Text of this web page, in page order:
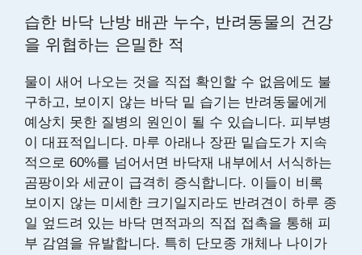
습한 바닥 난방 배관 누수, 반려동물의 건강
을 위협하는 은밀한 적
물이 새어 나오는 것을 직접 확인할 수 없음에도 불
구하고, 보이지 않는 바닥 밑 습기는 반려동물에게
예상치 못한 질병의 원인이 될 수 있습니다. 피부병
이 대표적입니다. 마루 아래나 장판 밑습도가 지속
적으로 60%를 넘어서면 바닥재 내부에서 서식하는
곰팡이와 세균이 급격히 증식합니다. 이들이 비록
보이지 않는 미세한 크기일지라도 반려견이 하루 종
일 엎드려 있는 바닥 면적과의 직접 접촉을 통해 피
부 감염을 유발합니다. 특히 단모종 개체나 나이가